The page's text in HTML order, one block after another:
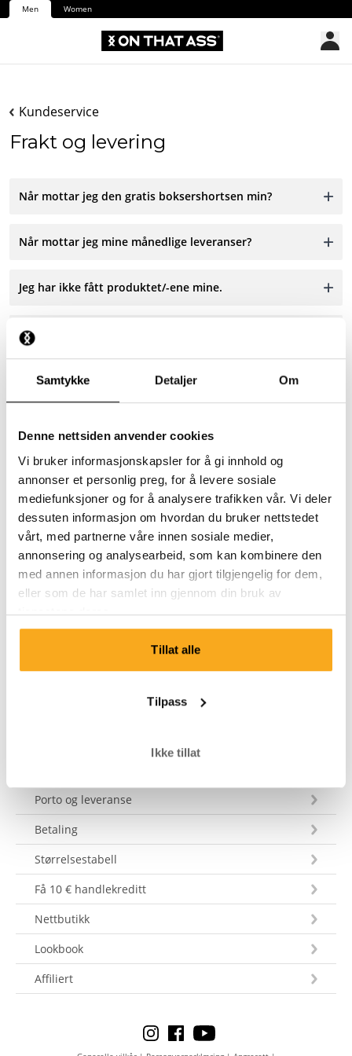
Samtykke Detaljer Om
Denne nettsiden anvender cookies
Vi bruker informasjonskapsler for å gi innhold og
annonser et personlig preg, for å levere sosiale
mediefunksjoner og for å analysere trafikken vår. Vi deler
dessuten informasjon om hvordan du bruker nettstedet
vårt, med partnerne våre innen sosiale medier,
annonsering og analysearbeid, som kan kombinere den
med annen informasjon du har gjort tilgjengelig for dem,
eller som de har samlet inn gjennom din bruk av
tjenestene deres.
Tillat alle
Tilpass
Ikke tillat
Men Women
Kundeservice
Frakt og levering
Når mottar jeg den gratis boksershortsen min?
Når mottar jeg mine månedlige leveranser?
Jeg har ikke fått produktet/-ene mine.
Jeg har fått feil produkt.
Jeg har fått feil størrelse.
Ta kontakt
Vi er her for deg 24/7! Bruk chatboten vår for å få et
raskt svar. Klikk på «Kontakt oss», velg
medlemskapstype og still spørsmålet ditt. Du kan også
nå oss på hello-uk@onthatass.com. Vi streber etter å
svare på spørsmålet ditt innen 3 virkedager. Tel: +31 73
Send en melding
Porto og leveranse
Betaling
Størrelsestabell
Få 10 € handlekreditt
Nettbutikk
Lookbook
Affiliert